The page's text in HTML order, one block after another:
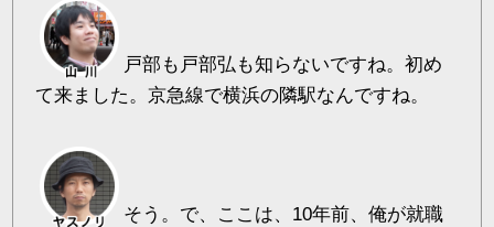
戸部も戸部弘も知らないですね。初め
て来ました。京急線で横浜の隣駅なんですね。
そう。で、ここは、10年前、俺が就職